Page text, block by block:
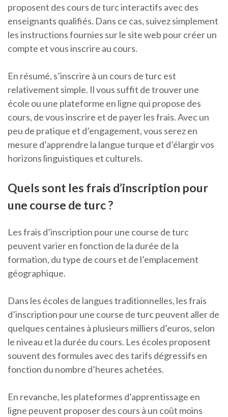
proposent des cours de turc interactifs avec des
enseignants qualifiés. Dans ce cas, suivez simplement
les instructions fournies sur le site web pour créer un
compte et vous inscrire au cours.
En résumé, s’inscrire à un cours de turc est
relativement simple. Il vous suffit de trouver une
école ou une plateforme en ligne qui propose des
cours, de vous inscrire et de payer les frais. Avec un
peu de pratique et d’engagement, vous serez en
mesure d’apprendre la langue turque et d’élargir vos
horizons linguistiques et culturels.
Quels sont les frais d’inscription pour
une course de turc ?
Les frais d’inscription pour une course de turc
peuvent varier en fonction de la durée de la
formation, du type de cours et de l’emplacement
géographique.
Dans les écoles de langues traditionnelles, les frais
d’inscription pour une course de turc peuvent aller de
quelques centaines à plusieurs milliers d’euros, selon
le niveau et la durée du cours. Les écoles proposent
souvent des formules avec des tarifs dégressifs en
fonction du nombre d’heures achetées.
En revanche, les plateformes d’apprentissage en
ligne peuvent proposer des cours à un coût moins